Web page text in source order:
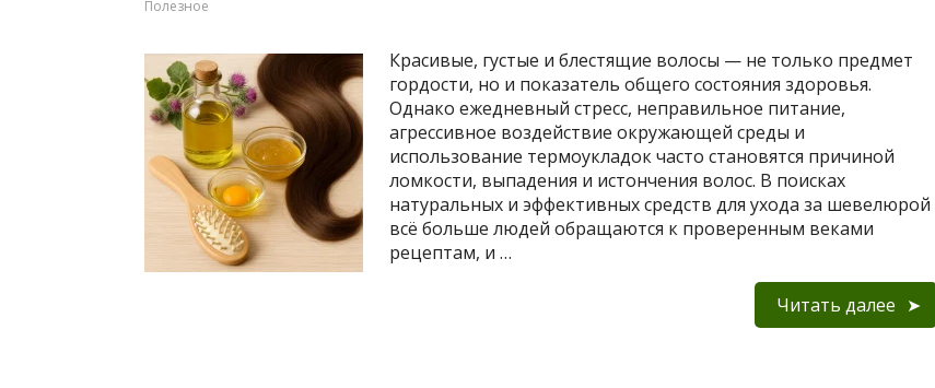
Полезное
Красивые, густые и блестящие волосы — не только предмет
гордости, но и показатель общего состояния здоровья.
Однако ежедневный стресс, неправильное питание,
агрессивное воздействие окружающей среды и
использование термоукладок часто становятся причиной
ломкости, выпадения и истончения волос. В поисках
натуральных и эффективных средств для ухода за шевелюрой
всё больше людей обращаются к проверенным веками
рецептам, и …
Читать далее